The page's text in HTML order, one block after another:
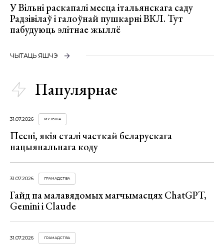
У Вільні раскапалі месца італьянскага саду
Радзівілаў і галоўнай пушкарні ВКЛ. Тут
пабудуюць элітнае жыллё
ЧЫТАЦЬ ЯШЧЭ
Папулярнае
31.07.2026 МУЗЫКА
Песні, якія сталі часткай беларускага
нацыянальнага коду
31.07.2026 ГРАМАДСТВА
Гайд па малавядомых магчымасцях ChatGPT,
Gemini і Claude
31.07.2026 ГРАМАДСТВА